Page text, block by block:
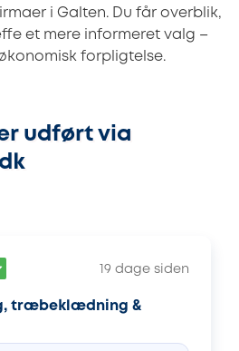
i Galten. Du får overblik,
et mere informeret valg –
forpligtelse.
udført via
19 dage siden
træbeklædning &